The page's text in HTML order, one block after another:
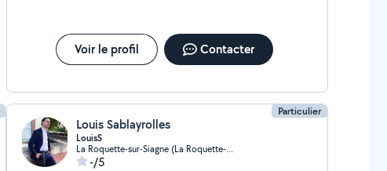
Voir le profil Contacter
Particulier
Louis Sablayrolles
LouisS
La Roquette-sur-Siagne (La Roquette-sur-Siagne)
-/5